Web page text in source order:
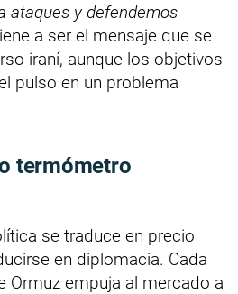
ataques y defendemos
a ser el mensaje que se
iraní, aunque los objetivos
pulso en un problema
termómetro
se traduce en precio
en diplomacia. Cada
Ormuz empuja al mercado a